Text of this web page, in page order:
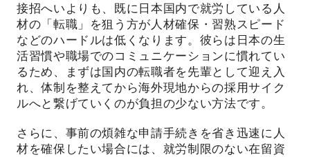
接招へいよりも、既に日本国内で就労している人
材の「転職」を狙う方が人材確保・習熟スピード
などのハードルは低くなります。彼らは日本の生
活習慣や職場でのコミュニケーションに慣れてい
るため、まずは国内の転職者を先輩として迎え入
れ、体制を整えてから海外現地からの採用サイク
ルへと繋げていくのが負担の少ない方法です。
さらに、事前の煩雑な申請手続きを省き迅速に人
材を確保したい場合には、就労制限のない在留資